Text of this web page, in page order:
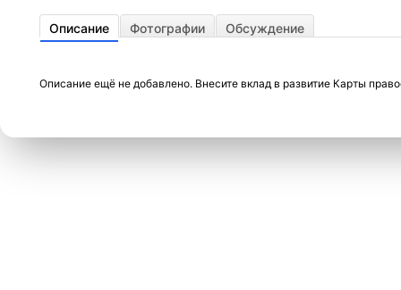
Описание Фотографии Обсуждение
Описание ещё не добавлено. Внесите вклад в развитие Карты